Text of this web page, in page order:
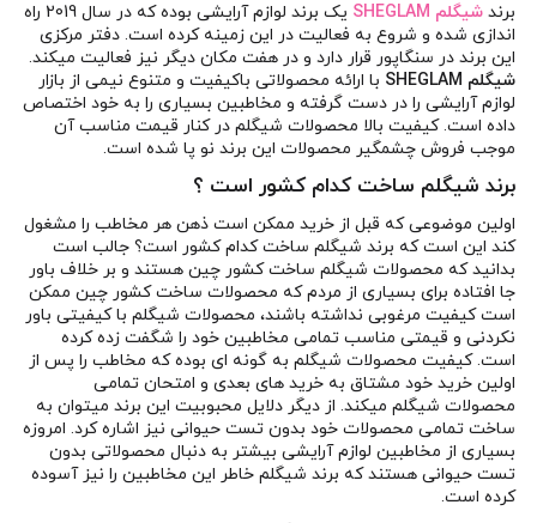
برند شیگلم SHEGLAM
یک برند لوازم آرایشی بوده که در سال 2019 راه
اندازی شده و شروع به فعالیت در این زمینه کرده است. دفتر مرکزی
این برند در سنگاپور قرار دارد و در هفت مکان دیگر نیز فعالیت میکند.
شیگلم SHEGLAM
با ارائه محصولاتی باکیفیت و متنوع نیمی از بازار
لوازم آرایشی را در دست گرفته و مخاطبین بسیاری را به خود اختصاص
داده است. کیفیت بالا محصولات شیگلم در کنار قیمت مناسب آن
موجب فروش چشمگیر محصولات این برند نو پا شده است.
برند شیگلم ساخت کدام کشور است ؟
اولین موضوعی که قبل از خرید ممکن است ذهن هر مخاطب را مشغول
کند این است که برند شیگلم ساخت کدام کشور است؟ جالب است
بدانید که محصولات شیگلم ساخت کشور چین هستند و بر خلاف باور
جا افتاده برای بسیاری از مردم که محصولات ساخت کشور چین ممکن
است کیفیت مرغوبی نداشته باشند، محصولات شیگلم با کیفیتی باور
نکردنی و قیمتی مناسب تمامی مخاطبین خود را شگفت زده کرده
است. کیفیت محصولات شیگلم به گونه ای بوده که مخاطب را پس از
اولین خرید خود مشتاق به خرید های بعدی و امتحان تمامی
محصولات شیگلم میکند. از دیگر دلایل محبوبیت این برند میتوان به
ساخت تمامی محصولات خود بدون تست حیوانی نیز اشاره کرد. امروزه
بسیاری از مخاطبین لوازم آرایشی بیشتر به دنبال محصولاتی بدون
تست حیوانی هستند که برند شیگلم خاطر این مخاطبین را نیز آسوده
کرده است.